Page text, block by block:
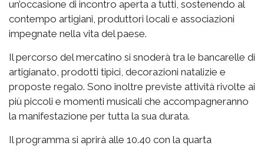
un’occasione di incontro aperta a tutti, sostenendo al
contempo artigiani, produttori locali e associazioni
impegnate nella vita del paese.
Il percorso del mercatino si snoderà tra le bancarelle di
artigianato, prodotti tipici, decorazioni natalizie e
proposte regalo. Sono inoltre previste attività rivolte ai
più piccoli e momenti musicali che accompagneranno
la manifestazione per tutta la sua durata.
Il programma si aprirà alle 10.40 con la quarta